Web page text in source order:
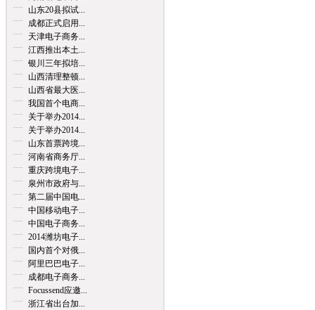
山东20县拟试...
成都正式启用...
天津电子商务...
江西推出本土...
银川三年拟培...
山西清理整顿...
山西省最大医...
我国首个电商...
关于举办2014...
关于举办2014...
山东首票跨境...
河南省商务厅...
重庆跨境电子...
泉州市政府与...
第二届中国电...
中国移动电子...
中国电子商务...
2014潍坊电子...
国内首个对俄...
阿里巴巴电子...
成都电子商务...
Focussend应邀...
浙江省出台加...